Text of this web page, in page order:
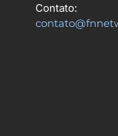
Contato: